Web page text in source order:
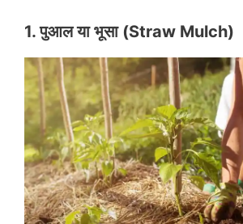
1. पुआलयाभूसा(Straw Mulch)